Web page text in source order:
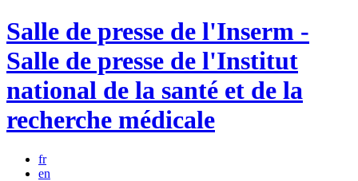
Salle de presse de l'Inserm -
Salle de presse de l'Institut
national de la santé et de la
recherche médicale
fr
en